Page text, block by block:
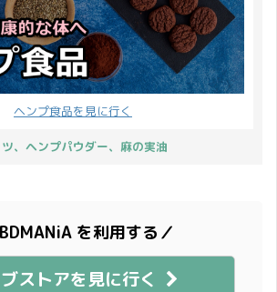
ヘンプ食品を見に行く
、ヘンプパウダー、麻の実油
を利用する／
ストアを見に行く